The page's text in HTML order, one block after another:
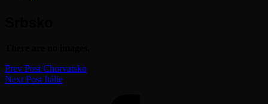
Navigace
pro
Previous
Post
Prev Post Chorvatsko
Next
Next Post Itálie